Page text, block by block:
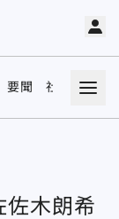
要聞 社會 娛樂
佐木朗希